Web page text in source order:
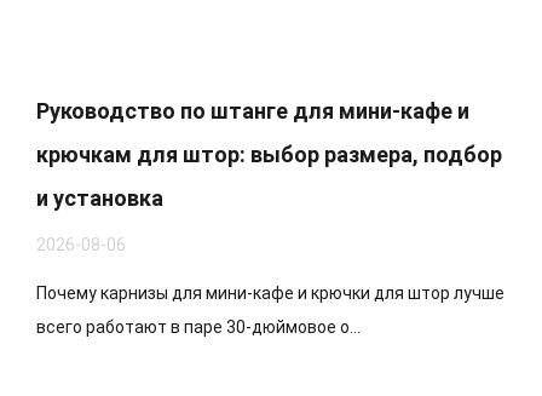
Руководство по штанге для мини-кафе и
крючкам для штор: выбор размера, подбор
и установка
2026-08-06
Почему карнизы для мини-кафе и крючки для штор лучше
всего работают в паре 30-дюймовое о...